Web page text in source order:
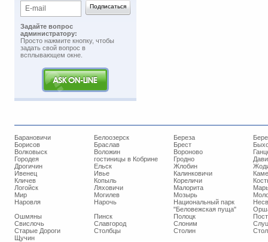
Задайте вопрос
администратору:
Просто нажмите кнопку, чтобы
задать свой вопрос в
всплывающем окне.
Барановичи Белоозерск Береза
Борисов
Браслав Брест
Волковыск
Воложин Вороново
Городея
гостиницы в Кобрине Гродно
Дрогичин
Ельск Жлобин
Ивенец
Ивье Калинковичи
Кличев
Копыль Кореличи
Логойск
Ляховичи Малорита
Мир
Могилев Мозырь
Наровля
Нарочь
Национальный парк
"Беловежская пуща"
Ошмяны
Пинск Полоцк
Свислочь
Славгород Слоним
Старые Дороги
Столбцы Столин
Щучин